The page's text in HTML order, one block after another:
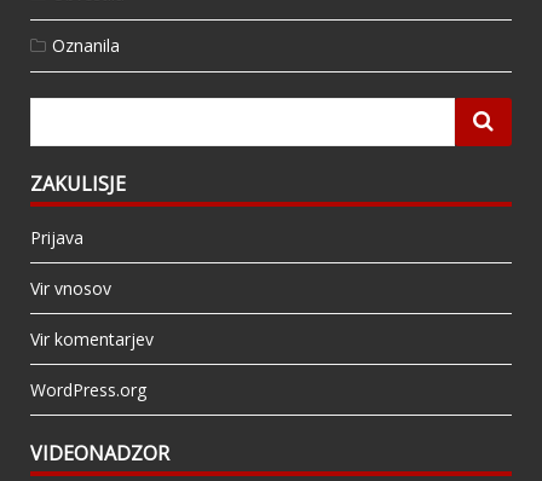
Oznanila
ZAKULISJE
Prijava
Vir vnosov
Vir komentarjev
WordPress.org
VIDEONADZOR